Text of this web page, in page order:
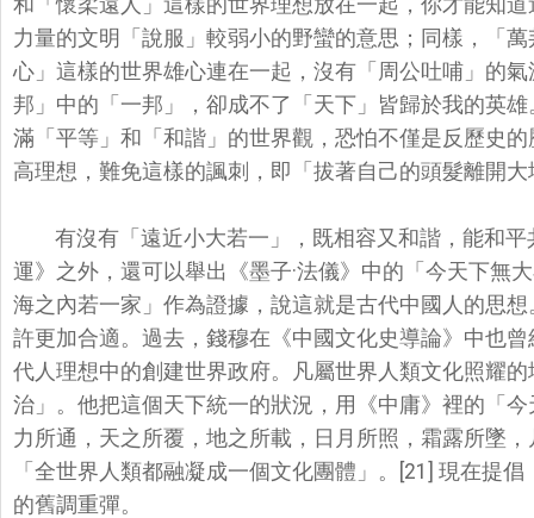
力量的文明「說服」較弱小的野蠻的意思；同樣，
「
心」 這樣的世界雄心連在一起，沒有「周公吐哺」的
邦」中的「一邦」，卻成不了「天下」 皆歸於我的英
滿「 平等」和「和諧」的世界觀，恐怕不僅是反歷史
高理想，難免這樣的諷刺，即「 拔著自己的頭髮離開
有沒有「遠近小大若一」，既相容又和諧，能和
運》之外，還可以舉出《墨子·法儀》中的「 今天下無
海之內若一家」作為證據，說這就是古代中國人的思想
許更加合適。過去，錢穆在《中國文化史導論》中也
代人理想中的創建世界政府。
凡屬世界人類文化照耀
治」。他把這個天下統一的狀況，用《中庸》裡的「 今
力所通，天之所覆， 地之所載，日月所照，霜露所墜
「全世界人類都融凝成一個文化團體」。[21] 現在提
的舊調重彈。